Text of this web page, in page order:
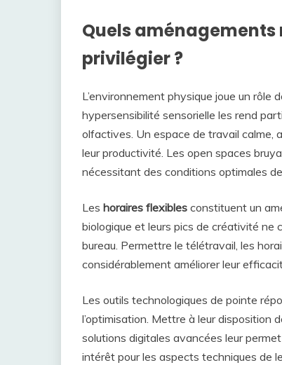
Quels
privilégier ?
L’environnement physique joue un rôle
hypersensibilité sensorielle les rend
olfactives. Un espace de travail calme,
leur productivité. Les open spaces
nécessitant des conditions optimales
Les horaires flexibles constituent un
biologique et leurs pics de créativité ne
bureau. Permettre le télétravail, les
considérablement améliorer leur
Les outils technologiques de pointe
l’optimisation. Mettre à leur disposition
solutions digitales avancées leur
intérêt pour les aspects techniques de